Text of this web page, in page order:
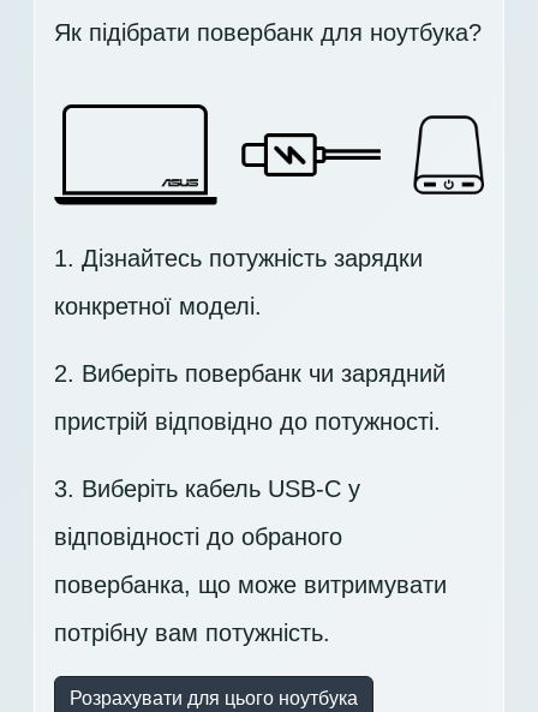
Як підібрати повербанк для ноутбука?
1. Дізнайтесь потужність зарядки
конкретної моделі.
2. Виберіть повербанк чи зарядний
пристрій відповідно до потужності.
3. Виберіть кабель USB-C у
відповідності до обраного
повербанка, що може витримувати
потрібну вам потужність.
Розрахувати для цього ноутбука